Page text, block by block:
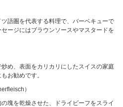
語圏を代表する料理で、バーベキューで
ージにはブラウンソースやマスタードを
め、表面をカリカリにしたスイスの家庭
お勧めです。
）
塊を乾燥させた、ドライビーフをスライ